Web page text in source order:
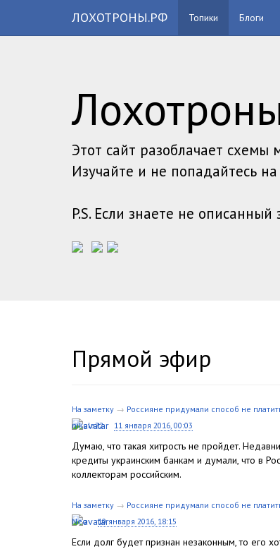
ЛОХОТРОНЫ.РФ Топики Блоги
Этот сайт разоблачает
Изучайте и не попадайтесь
P.S. Если знаете не
Прямой эфир
На заметку → Россияне придумали способ не
nikola22
11 января 2016, 00:03
Думаю, что такая хитрость не пройдет.
кредиты украинским банкам и думали, что в
коллекторам российским.
На заметку → Россияне придумали способ не
Neo
10 января 2016, 18:15
Если долг будет признан незаконным, то его